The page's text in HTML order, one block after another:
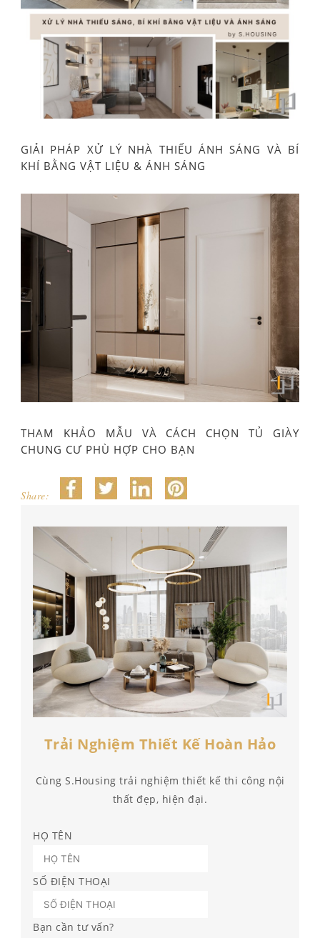
GIẢI PHÁP XỬ LÝ NHÀ THIẾU ÁNH SÁNG VÀ BÍ
KHÍ BẰNG VẬT LIỆU & ÁNH SÁNG
THAM KHẢO MẪU VÀ CÁCH CHỌN TỦ GIÀY
CHUNG CƯ PHÙ HỢP CHO BẠN
Share:
Trải Nghiệm Thiết Kế Hoàn Hảo
Cùng S.Housing trải nghiệm thiết kế thi công nội
thất đẹp, hiện đại.
HỌ TÊN
SỐ ĐIỆN THOẠI
Bạn cần tư vấn?